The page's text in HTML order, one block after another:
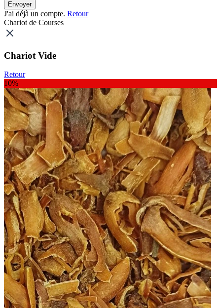
Envoyer
J'ai déjà un compte. Retour
Chariot de Courses
Chariot Vide
Retour
10%